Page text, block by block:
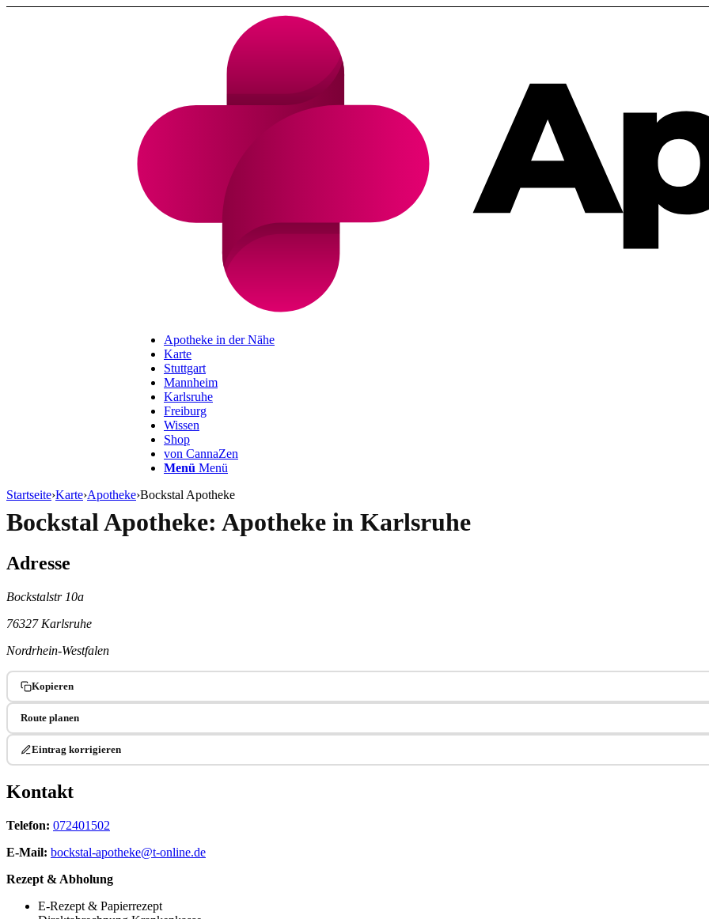
Apotheke in der Nähe
Karte
Stuttgart
Mannheim
Karlsruhe
Freiburg
Wissen
Shop
von CannaZen
Menü Menü
Startseite›Karte›Apotheke›Bockstal Apotheke
Bockstal Apotheke: Apotheke in Karlsruhe
Adresse
Bockstalstr 10a
76327 Karlsruhe
Nordrhein-Westfalen
Kopieren
Route planen
Eintrag korrigieren
Kontakt
Telefon: 072401502
E-Mail: bockstal-apotheke@t-online.de
Rezept & Abholung
E-Rezept & Papierrezept